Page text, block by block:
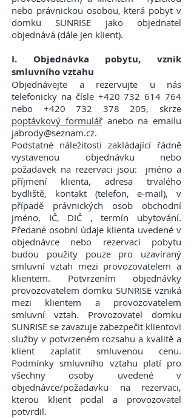
nebo právnickou osobou, která pobyt v
domku SUNRISE jako objednatel
objednává (dále jen klient).
I. Objednávka pobytu, vznik
smluvního vztahu
Objednávejte a rezervujte u nás
telefonicky na čísle +420 732 614 764
nebo +420 732 378 205, skrze
poptávkový formulářanebo na emailu
jabrody@seznam.cz.
Podstatné náležitosti zakládající řádně
vystavenou objednávku nebo
požadavek na rezervaci jsou: jméno a
příjmení klienta, adresa trvalého
bydliště, kontakt (telefon, e-mail), v
případě právnických osob obchodní
jméno, IČ, DIČ , termín ubytování.
Předané osobní údaje klienta uvedené v
objednávce nebo rezervaci pobytu
budou použity pouze pro uzavíraný
smluvní vztah mezi provozovatelem a
klientem. Potvrzením objednávky
provozovatelem domku SUNRISE vzniká
mezi klientem a provozovatelem
smluvní vztah. Provozovatel domku
SUNRISE se zavazuje zabezpečit klientovi
služby v potvrzeném rozsahu a kvalitě a
klient zaplatit smluvenou cenu.
Podmínky smluvního vztahu platí pro
všechny osoby uvedené v
objednávce/požadavku na rezervaci,
kterou klient podal a provozovatel
potvrdil.